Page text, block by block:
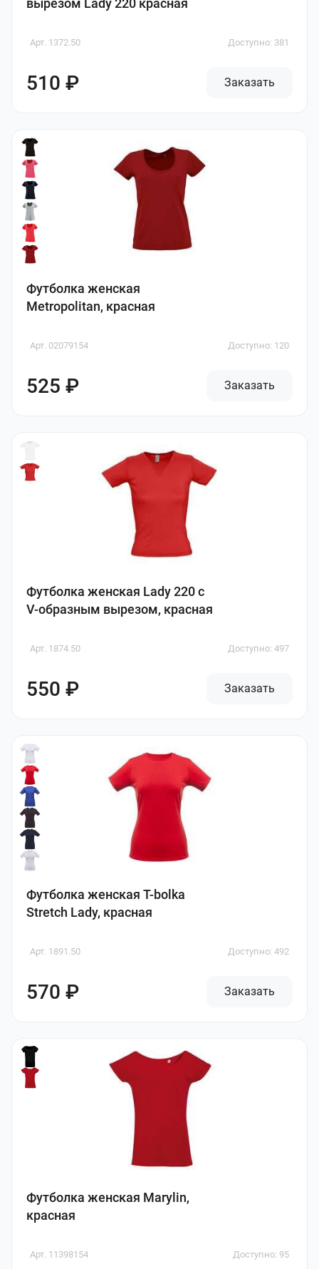
вырезом Lady 220 красная
Арт. 1372.50 Доступно: 381
510 ₽ Заказать
Футболка женская
Metropolitan, красная
Арт. 02079154 Доступно: 120
525 ₽ Заказать
Футболка женская Lady 220 с
V-образным вырезом, красная
Арт. 1874.50 Доступно: 497
550 ₽ Заказать
Футболка женская T-bolka
Stretch Lady, красная
Арт. 1891.50 Доступно: 492
570 ₽ Заказать
Футболка женская Marylin,
красная
Арт. 11398154 Доступно: 95